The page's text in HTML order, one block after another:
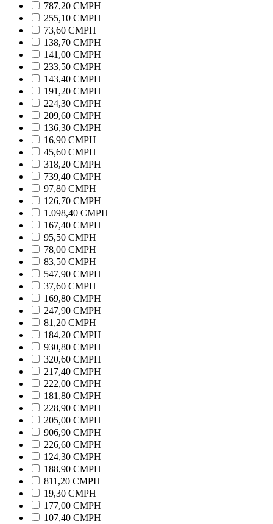
787,20 CMPH
255,10 CMPH
73,60 CMPH
138,70 CMPH
141,00 CMPH
233,50 CMPH
143,40 CMPH
191,20 CMPH
224,30 CMPH
209,60 CMPH
136,30 CMPH
16,90 CMPH
45,60 CMPH
318,20 CMPH
739,40 CMPH
97,80 CMPH
126,70 CMPH
1.098,40 CMPH
167,40 CMPH
95,50 CMPH
78,00 CMPH
83,50 CMPH
547,90 CMPH
37,60 CMPH
169,80 CMPH
247,90 CMPH
81,20 CMPH
184,20 CMPH
930,80 CMPH
320,60 CMPH
217,40 CMPH
222,00 CMPH
181,80 CMPH
228,90 CMPH
205,00 CMPH
906,90 CMPH
226,60 CMPH
124,30 CMPH
188,90 CMPH
811,20 CMPH
19,30 CMPH
177,00 CMPH
107,40 CMPH